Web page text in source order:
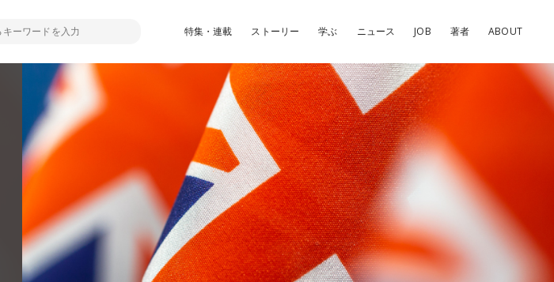
特集・連載 ストーリー 学ぶ ニュース JOB 著者 ABOUT